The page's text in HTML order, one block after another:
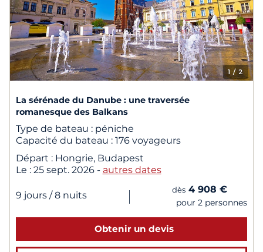
1 / 2
La sérénade du Danube : une traversée
romanesque des Balkans
Type de bateau : péniche
Capacité du bateau : 176 voyageurs
Départ : Hongrie, Budapest
Le : 25 sept. 2026 - autres dates
9 jours / 8 nuits | dès 4 908 €
pour 2 personnes
Obtenir un devis